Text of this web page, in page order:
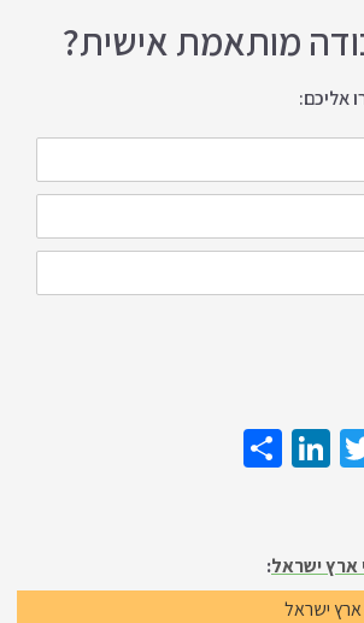
ארץ ישראל:
ישראל
מותאמת אישית?
אליכם:
Twitter
LinkedIn